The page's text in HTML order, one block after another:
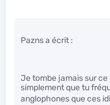
Pazns a écrit :
Je tombe jamais sur
simplement que tu
anglophones que ces